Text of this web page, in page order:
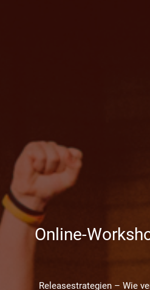
Online-
Releasestrategien – Wie